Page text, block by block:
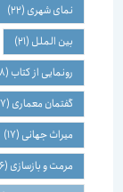
نمای شهری(22)
بین الملل(21)
رونمایی از کتاب(18)
گفتمان معماری(17)
میراث جهانی(17)
مرمت و بازسازی(16)